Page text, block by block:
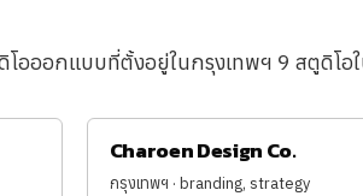
โอออกแบบที่ตั้งอยู่ในกรุงเทพฯ 9 สตูดิโอ
Charoen Design Co.
กรุงเทพฯ · branding, strategy